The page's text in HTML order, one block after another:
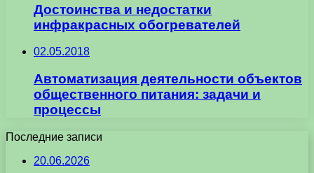
Достоинства и недостатки
инфракрасных обогревателей
02.05.2018
Автоматизация деятельности объектов
общественного питания: задачи и
процессы
Последние записи
20.06.2026